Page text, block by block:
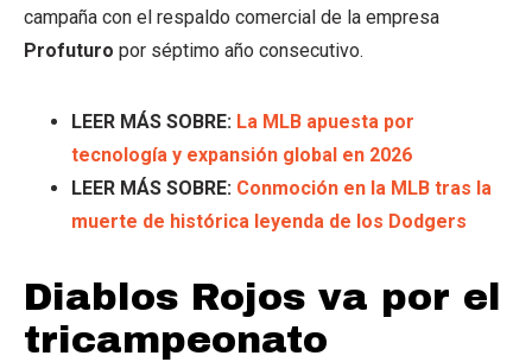
campaña con el respaldo comercial de la empresa
Profuturo por séptimo año consecutivo.
LEER MÁS SOBRE: La MLB apuesta por
tecnología y expansión global en 2026
LEER MÁS SOBRE: Conmoción en la MLB tras la
muerte de histórica leyenda de los Dodgers
Diablos Rojos va por el
tricampeonato